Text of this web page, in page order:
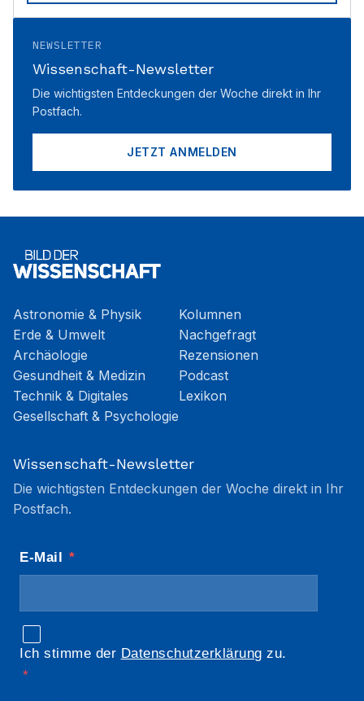
NEWSLETTER
Wissenschaft-Newsletter
Die wichtigsten Entdeckungen der Woche direkt in Ihr
Postfach.
JETZT ANMELDEN
Astronomie & Physik
Erde & Umwelt
Archäologie
Gesundheit & Medizin
Technik & Digitales
Gesellschaft & Psychologie
Kolumnen
Nachgefragt
Rezensionen
Podcast
Lexikon
Wissenschaft-Newsletter
Die wichtigsten Entdeckungen der Woche direkt in Ihr
Postfach.